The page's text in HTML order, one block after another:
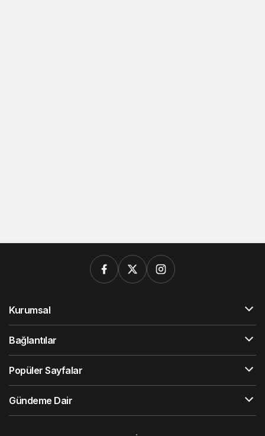
Kurumsal
Bağlantılar
Popüler Sayfalar
Gündeme Dair